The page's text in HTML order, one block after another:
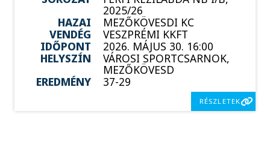
2025/26
HAZAI
MEZŐKÖVESDI KC
VENDÉG
VESZPRÉMI KKFT
IDŐPONT
2026. MÁJUS 30. 16:00
HELYSZÍN
VÁROSI SPORTCSARNOK,
MEZŐKÖVESD
EREDMÉNY
37-29
RÉSZLETEK